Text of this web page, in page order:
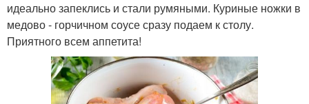
идеально запеклись и стали румяными. Куриные ножки в
медово - горчичном соусе сразу подаем к столу.
Приятного всем аппетита!